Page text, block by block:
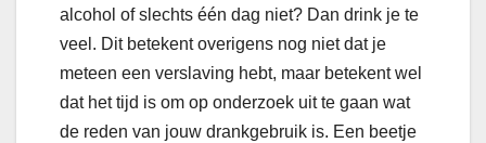
alcohol of slechts één dag niet? Dan drink je te
veel. Dit betekent overigens nog niet dat je
meteen een verslaving hebt, maar betekent wel
dat het tijd is om op onderzoek uit te gaan wat
de reden van jouw drankgebruik is. Een beetje